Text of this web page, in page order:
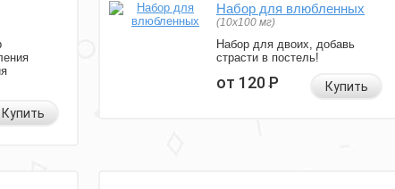
Купить
Набор для влюбленных
(10х100 мг)
Набор для двоих, добавь
страсти в постель!
от 120Р Купить